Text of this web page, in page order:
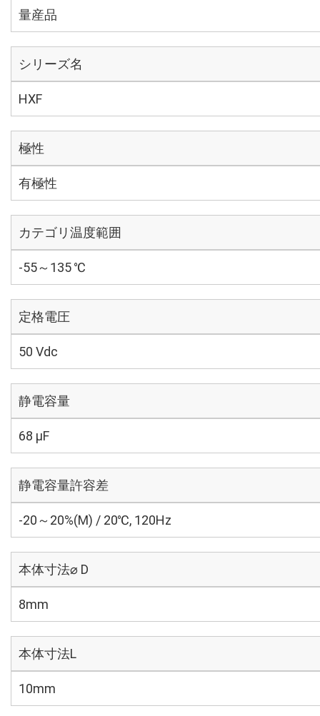
量産品
シリーズ名
HXF
極性
有極性
カテゴリ温度範囲
-55～135 ℃
定格電圧
50 Vdc
静電容量
68 µF
静電容量許容差
-20～20%(M) / 20℃, 120Hz
本体寸法⌀ D
8mm
本体寸法L
10mm